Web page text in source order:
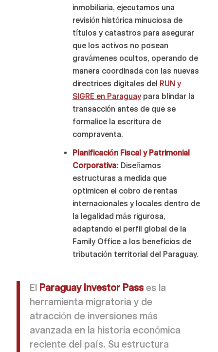
inmobiliaria, ejecutamos una
revisión histórica minuciosa de
títulos y catastros para asegurar
que los activos no posean
gravámenes ocultos, operando de
manera coordinada con las nuevas
directrices digitales del RUN y
SIGRE en Paraguaypara blindar la
transacción antes de que se
formalice la escritura de
compraventa.
Planificación Fiscal y Patrimonial
Corporativa: Diseñamos
estructuras a medida que
optimicen el cobro de rentas
internacionales y locales dentro de
la legalidad más rigurosa,
adaptando el perfil global de la
Family Office a los beneficios de
tributación territorial del Paraguay.
El Paraguay Investor Passes la
herramienta migratoria y de
atracción de inversiones más
avanzada en la historia económica
reciente del país. Su estructura